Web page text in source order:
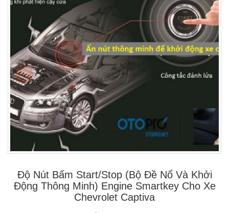
Độ Nút Bấm Start/Stop (bộ Đề Nổ Và Khởi
Động Thông Minh) Engine Smartkey Cho Xe
Chevrolet Captiva